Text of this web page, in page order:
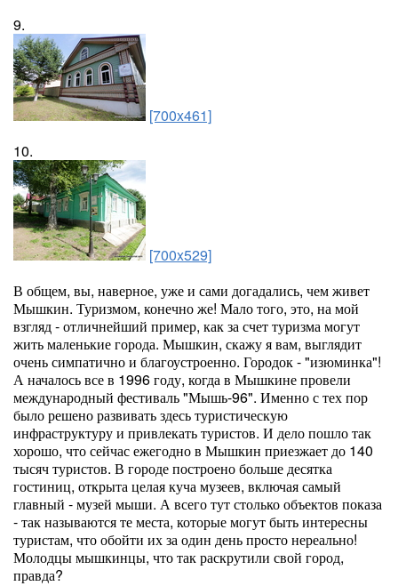
9.
[700x461]
10.
[700x529]
В общем, вы, наверное, уже и сами догадались, чем живет
Мышкин. Туризмом, конечно же! Мало того, это, на мой
взгляд - отличнейший пример, как за счет туризма могут
жить маленькие города. Мышкин, скажу я вам, выглядит
очень симпатично и благоустроенно. Городок - "изюминка"!
А началось все в 1996 году, когда в Мышкине провели
международный фестиваль "Мышь-96". Именно с тех пор
было решено развивать здесь туристическую
инфраструктуру и привлекать туристов. И дело пошло так
хорошо, что сейчас ежегодно в Мышкин приезжает до 140
тысяч туристов. В городе построено больше десятка
гостиниц, открыта целая куча музеев, включая самый
главный - музей мыши. А всего тут столько объектов показа
- так называются те места, которые могут быть интересны
туристам, что обойти их за один день просто нереально!
Молодцы мышкинцы, что так раскрутили свой город,
правда?